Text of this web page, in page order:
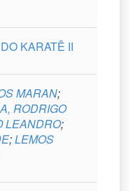
KARATÊ II
MARAN;
RODRIGO
LEANDRO;
;LEMOS